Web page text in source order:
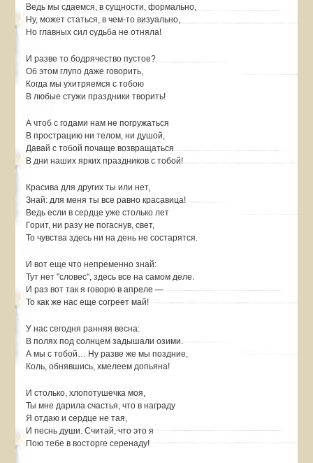
Ведь мы сдаемся, в сущности, формально,
Ну, может статься, в чем-то визуально,
Но главных сил судьба не отняла!
И разве то бодрячество пустое?
Об этом глупо даже говорить,
Когда мы ухитряемся с тобою
В любые стужи праздники творить!
А чтоб с годами нам не погружаться
В прострацию ни телом, ни душой,
Давай с тобой почаще возвращаться
В дни наших ярких праздников с тобой!
Красива для других ты или нет,
Знай: для меня ты все равно красавица!
Ведь если в сердце уже столько лет
Горит, ни разу не погаснув, свет,
То чувства здесь ни на день не состарятся.
И вот еще что непременно знай:
Тут нет "словес", здесь все на самом деле.
И раз вот так я говорю в апреле —
То как же нас еще согреет май!
У нас сегодня ранняя весна:
В полях под солнцем задышали озими.
А мы с тобой… Ну разве же мы поздние,
Коль, обнявшись, хмелеем допьяна!
И столько, хлопотушечка моя,
Ты мне дарила счастья, что в награду
Я отдаю и сердце не тая,
И песнь души. Считай, что это я
Пою тебе в восторге серенаду!